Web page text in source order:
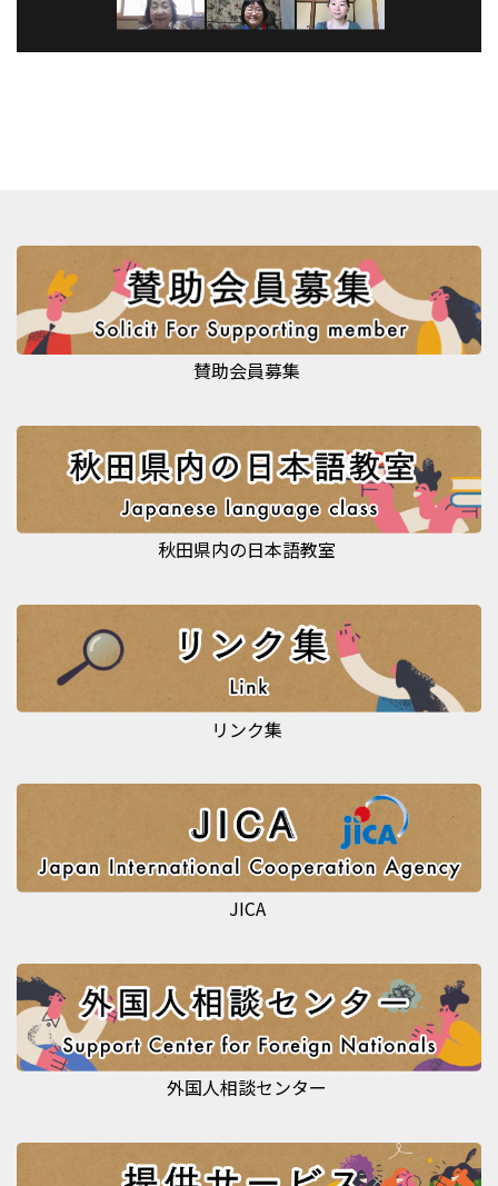
賛助会員募集
秋田県内の日本語教室
リンク集
JICA
外国人相談センター